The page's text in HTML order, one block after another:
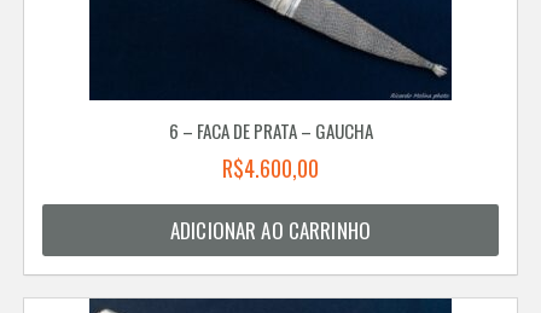
6 – FACA DE PRATA – GAUCHA
R$4.600,00
ADICIONAR AO CARRINHO